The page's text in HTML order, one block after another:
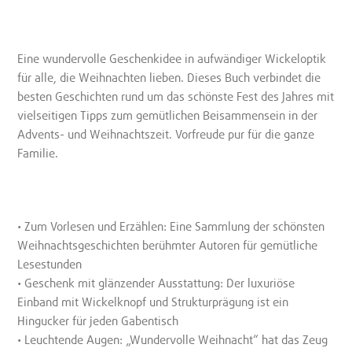
Eine wundervolle Geschenkidee in aufwändiger Wickeloptik
für alle, die Weihnachten lieben. Dieses Buch verbindet die
besten Geschichten rund um das schönste Fest des Jahres mit
vielseitigen Tipps zum gemütlichen Beisammensein in der
Advents- und Weihnachtszeit. Vorfreude pur für die ganze
Familie.
• Zum Vorlesen und Erzählen: Eine Sammlung der schönsten
Weihnachtsgeschichten berühmter Autoren für gemütliche
Lesestunden
• Geschenk mit glänzender Ausstattung: Der luxuriöse
Einband mit Wickelknopf und Strukturprägung ist ein
Hingucker für jeden Gabentisch
• Leuchtende Augen: „Wundervolle Weihnacht“ hat das Zeug